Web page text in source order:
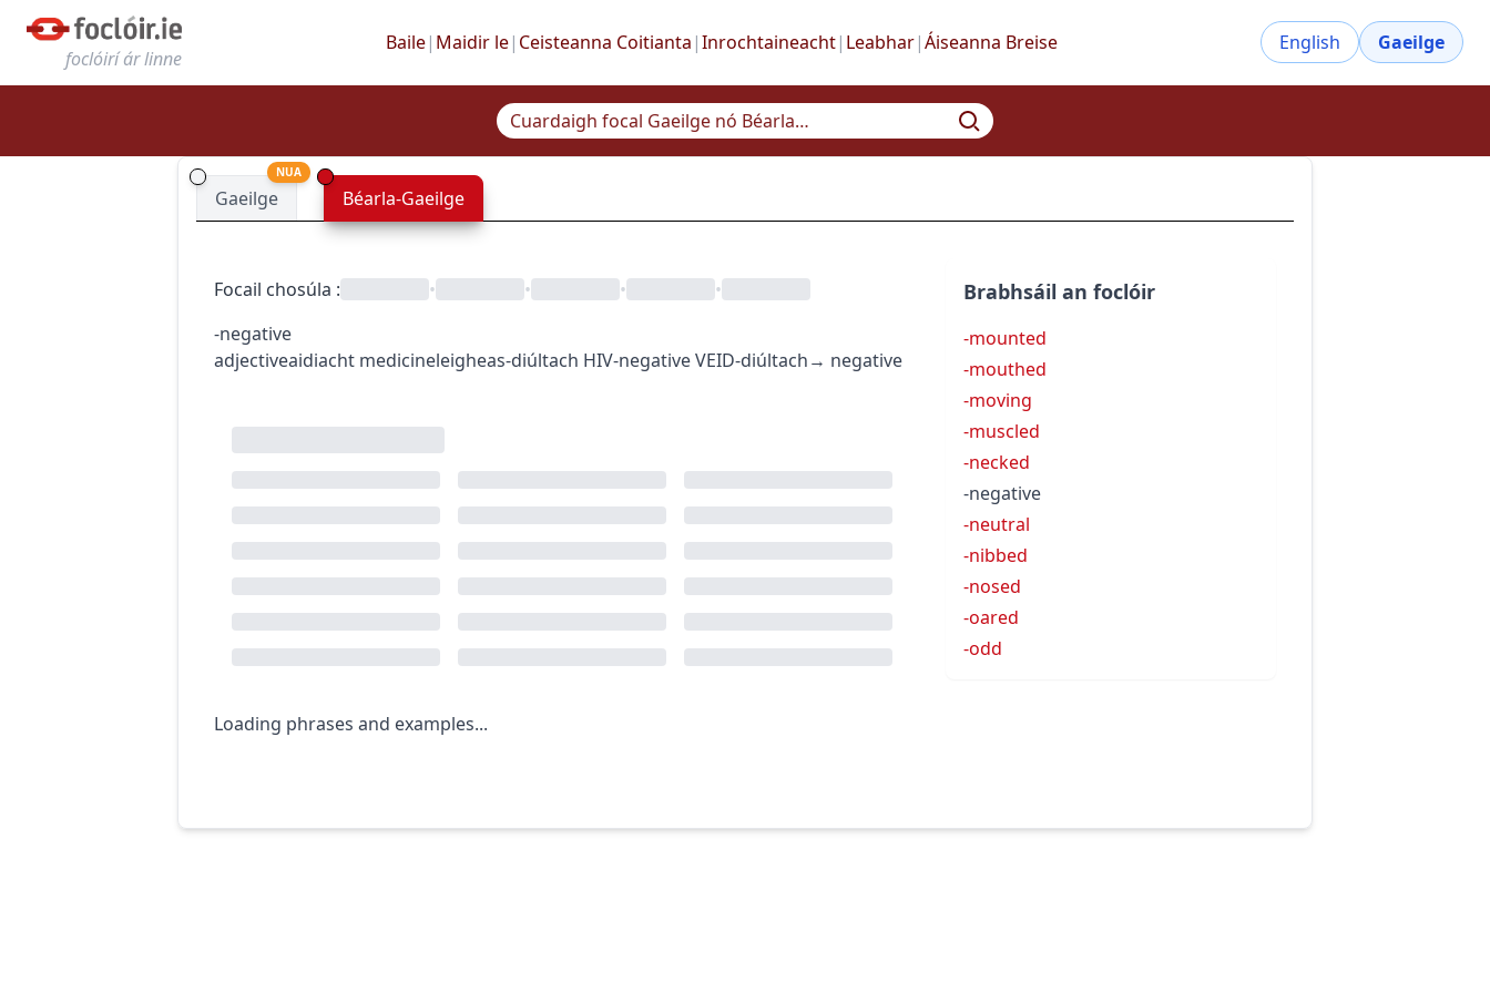
foclóirí ár linne
Baile| Maidir le| Ceisteanna Coitianta |Inrochtaineacht| Leabhar|Áiseanna Breise English Gaeilge
Gaeilge
NUA
Béarla-Gaeilge
Focail chosúla : • • •
•
-negative
adjectiveaidiacht medicineleigheas-diúltach HIV-negativeVEID-diúltach→ negative
Loading phrases and examples...
Brabhsáil an foclóir
-mounted
-mouthed
-moving
-muscled
-necked
-negative
-neutral
-nibbed
-nosed
-oared
-odd